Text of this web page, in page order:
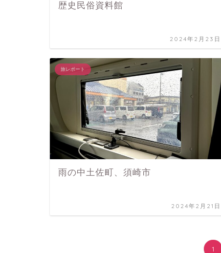
歴史民俗資料館
2024年2月23日
旅レポート
雨の中土佐町、須崎市
2024年2月21日
1